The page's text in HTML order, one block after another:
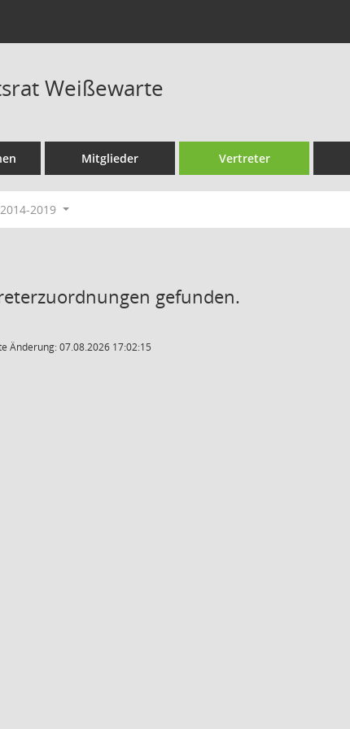
Weißewarte
Mitglieder Vertreter
2019
gefunden.
Änderung: 07.08.2026 17:02:15